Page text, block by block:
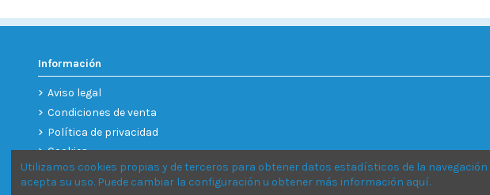
Información
Aviso legal
Condiciones de venta
Política de privacidad
Cookies
Utilizamos cookies propias y de terceros para obtener datos estadísticos de la navegación
acepta su uso. Puede cambiar la configuración u obtener más información aquí.